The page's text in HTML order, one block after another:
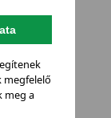
megfelelő
meg a